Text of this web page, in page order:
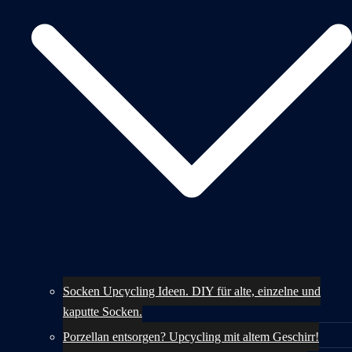
Socken Upcycling Ideen. DIY für alte, einzelne und
kaputte Socken.
Porzellan entsorgen? Upcycling mit altem Geschirr!